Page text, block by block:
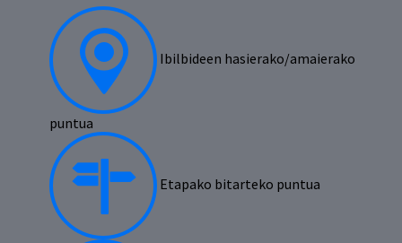
Ibilbideen hasierako/amaierako
puntua
Etapako bitarteko puntua